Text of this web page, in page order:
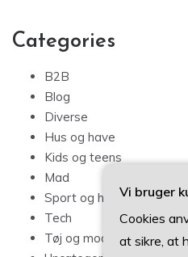
Categories
B2B
Blog
Diverse
Hus og have
Kids og teens
Mad
Sport og hobby
Tech
Tøj og mode
Vi bruger
Cookies
at sikre, at